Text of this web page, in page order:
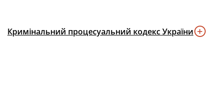
Кримінальний процесуальний кодекс України